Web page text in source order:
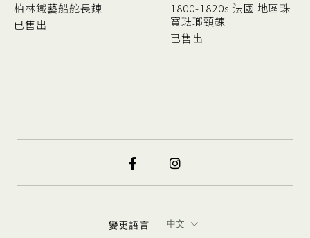
柏林鐵藝船舵長鍊
已售出
1800-1820s 法國 地區珠
寶琺瑯頸鍊
已售出
變更語言